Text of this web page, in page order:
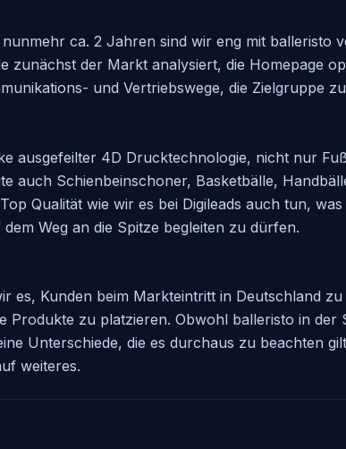
ca. 2 Jahren sind wir eng mit balleristo
zunächst der Markt analysiert, die Homepage
und Vertriebswege, die Zielgruppe
ausgefeilter 4D Drucktechnologie, nicht nur
auch Schienbeinschoner, Basketbälle,
Qualität wie wir es bei Digileads auch tun,
Weg an die Spitze begleiten zu dürfen.
es, Kunden beim Markteintritt in Deutschland
Produkte zu platzieren. Obwohl balleristo in
Unterschiede, die es durchaus zu beachten
weiteres.